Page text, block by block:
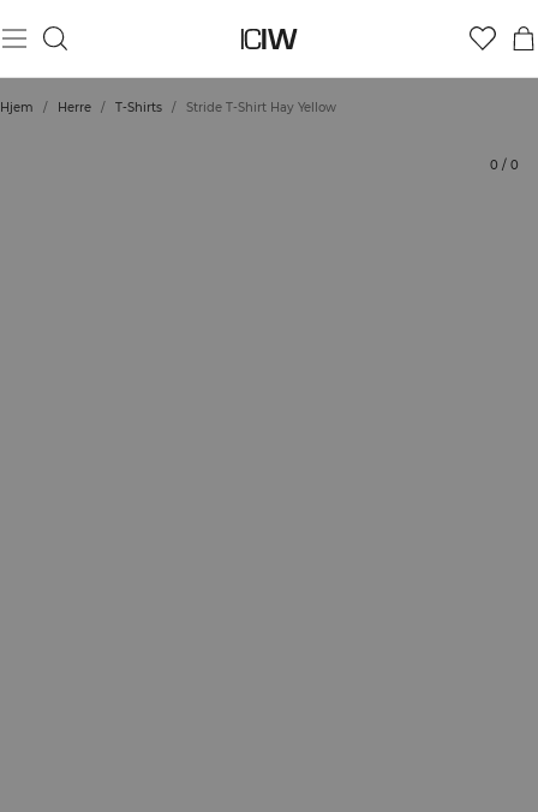
Hjem / Herre / T-Shirts / Stride T-Shirt Hay Yellow
0 / 0